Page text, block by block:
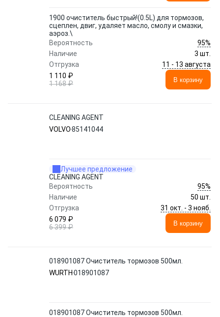
1900 очиститель быстрый!(0.5L) для тормозов,
сцеплен, двиг, удаляет масло, смолу и смазки,
аэроз.\
Вероятность
95%
Наличие
3 шт.
Отгрузка
11 - 13 августа
1 110 ₽
1 168 ₽
В корзину
CLEANING AGENT
VOLVO85141044
Лучшее предложение
CLEANING AGENT
Вероятность
95%
Наличие
50 шт.
Отгрузка
31 окт. - 3 нояб.
6 079 ₽
6 399 ₽
В корзину
018901087 Очиститель тормозов 500мл.
WURTH 018901087
018901087 Очиститель тормозов 500мл.